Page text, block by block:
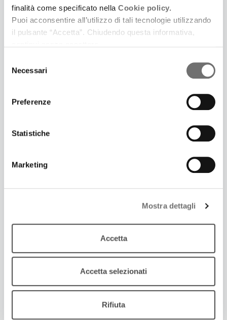
finalità come specificato nella Cookie policy.
Puoi acconsentire all’utilizzo di tali tecnologie utilizzando
il pulsante “Accetta”. Chiudendo questa informativa,
delNecessari
Preferenze
Statistiche
Marketing
Mostra dettagli
Accetta
Accetta selezionati
Rifiuta
2 Marzo 2026
DANCE LAND | MARZO 26
Gli imperdibili appuntamenti di danza scelti per noi
6 Febbraio 2026
DANCE LAND | FEBBRAIO 26
Gli imperdibili appuntamenti di danza scelti per noi
da Carmelo Zapparrata